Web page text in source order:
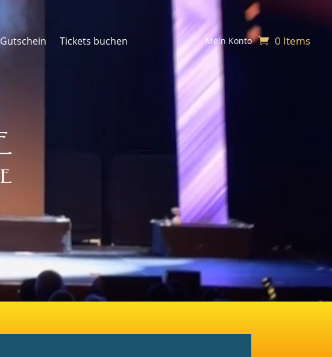
Gutschein Tickets buchen Mein Konto 0 Items